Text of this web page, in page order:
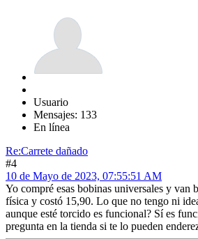
Usuario
Mensajes: 133
En línea
Re:Carrete dañado
#4
10 de Mayo de 2023, 07:55:51 AM
Yo compré esas bobinas universales y van
física y costó 15,90. Lo que no tengo ni
aunque esté torcido es funcional? Sí es
pregunta en la tienda si te lo pueden